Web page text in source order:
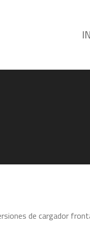
de cargador